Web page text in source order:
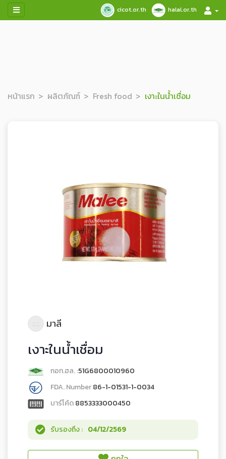
cicot.or.th halal.or.th
หน้าแรก ผลิตภัณฑ์ Fresh food เงาะในน้ำเชื่อม
มาลี
เงาะในน้ำเชื่อม
กอท.ฮล. :51G6800010960
FDA. Number86-1-01531-1-0034
บาร์โค้ด8853333000450
รับรองถึง : 04/12/2569